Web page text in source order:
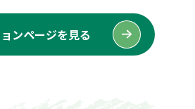
ンページを見る